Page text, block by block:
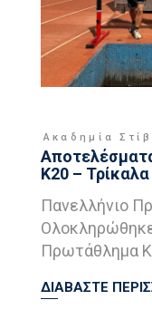
Ακαδημία
Κ20 – Τρίκαλα
Πανελλήνιο
Πρωτάθλημα
ΔΙΑΒΑΣΤΕ